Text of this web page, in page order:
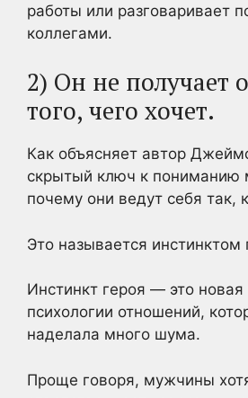
работы или разговаривает
коллегами.
2) Он не получает
того, чего хочет.
Как объясняет автор
скрытый ключ к пониманию
почему они ведут себя так,
Это называется инстинктом
Инстинкт героя — это
психологии отношений,
наделала много шума.
Проще говоря, мужчины